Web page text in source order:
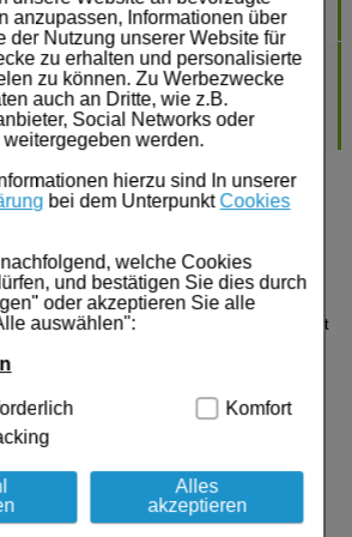
anzupassen, Informationen über
der Nutzung unserer Website für
zu erhalten und personalisierte
zu können. Zu Werbezwecke
auch an Dritte, wie z.B.
Social Networks oder
werden.
hierzu sind In unserer
bei dem Unterpunkt Cookies
welche Cookies
und bestätigen Sie dies durch
oder akzeptieren Sie alle
auswählen":
Hierbei handelt es sich um
Grundfunktionen unserer
sind (z.B. Navigation, Warenkorb,
werden genutzt um das
Komfort
Alles
akzeptieren
21,22
Nagelpilz DIREKT-Applikat.5 ml
GMBH
43,87
ohne Beteiligung der Matrix.
sind mikroskopisch kleine Pilze, meist
und Hefen). Diese werden durch
übertragen und kommen fast überall
APPLIKATOR für eine noch einfachere
den Nagelpilz, ohne den Nagel
zieht tief in den Nagel ein und
in ausreichender Konzentration an, um